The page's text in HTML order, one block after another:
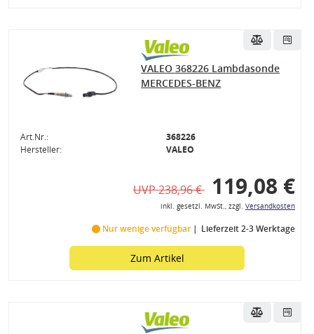
VALEO 368226 Lambdasonde
MERCEDES-BENZ
Art.Nr.:
368226
Hersteller:
VALEO
UVP 238,96 € 119,08 €
inkl. gesetzl. MwSt., zzgl. Versandkosten
Nur wenige verfügbar Lieferzeit 2-3 Werktage
Zum Artikel